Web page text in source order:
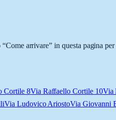
arrivare” in questa pagina per
Cortile 8Via Raffaello Cortile 10Via
Via Ludovico AriostoVia Giovanni